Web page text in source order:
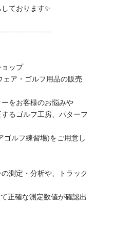
ております✨
ップ
ェア・ゴルフ用品の販売
をお客様のお悩みや
るゴルフ工房、パターフ
ゴルフ練習場)をご用意し
測定・分析や、トラック
正確な測定数値が確認出